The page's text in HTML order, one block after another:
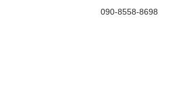
090-8558-8698